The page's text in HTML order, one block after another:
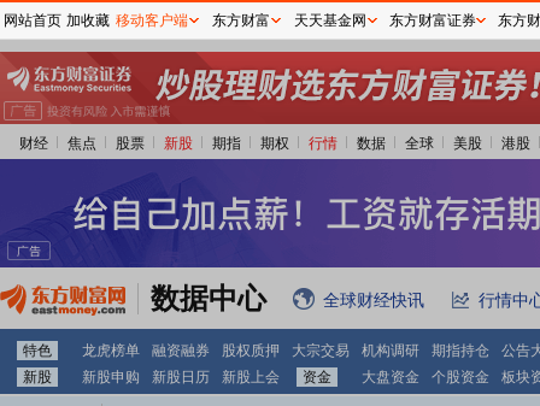
财经 焦点 股票 新股 期指 期权 行情 数据 全球 美股 港股
数据中心 全球财经快讯 行情中
特色 龙虎榜单 融资融券 股权质押 大宗交易 机构调研 期指持仓
公告
新股
新股申购 新股日历 新股上会 资金 大盘资金 个股资金 板块
网站首页 加收藏 移动客户端 东方财富 天天基金网 东方财富证券 东方